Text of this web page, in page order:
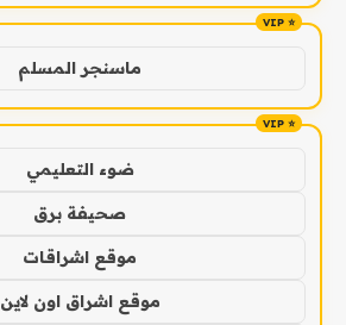
ماسنجر المسلم
ضوء التعليمي
صحيفة برق
موقع اشراقات
موقع اشراق اون لاين